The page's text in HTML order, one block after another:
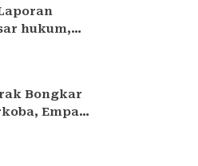
hukum,
ke
tidak
Bongkar
Empat